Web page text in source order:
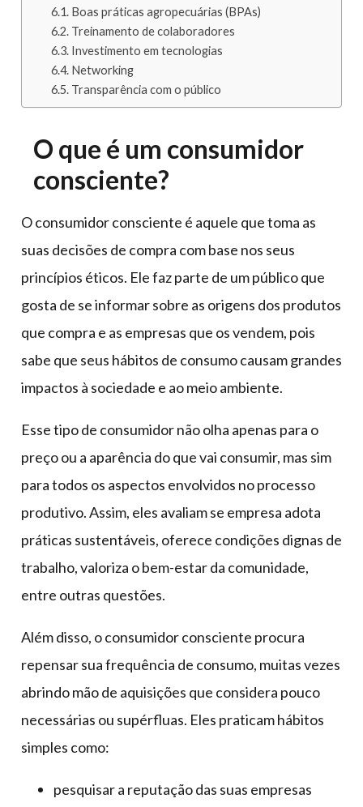
Boas práticas agropecuárias (BPAs)
Treinamento de colaboradores
Investimento em tecnologias
Networking
Transparência com o público
O que é um consumidor
consciente?
O consumidor consciente é aquele que toma as
suas decisões de compra com base nos seus
princípios éticos. Ele faz parte de um público que
gosta de se informar sobre as origens dos produtos
que compra e as empresas que os vendem, pois
sabe que seus hábitos de consumo causam grandes
impactos à sociedade e ao meio ambiente.
Esse tipo de consumidor não olha apenas para o
preço ou a aparência do que vai consumir, mas sim
para todos os aspectos envolvidos no processo
produtivo. Assim, eles avaliam se empresa adota
práticas sustentáveis, oferece condições dignas de
trabalho, valoriza o bem-estar da comunidade,
entre outras questões.
Além disso, o consumidor consciente procura
repensar sua frequência de consumo, muitas vezes
abrindo mão de aquisições que considera pouco
necessárias ou supérfluas. Eles praticam hábitos
simples como:
pesquisar a reputação das suas empresas